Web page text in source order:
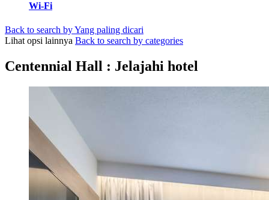
Wi-Fi
Back to search by Yang paling dicari
Lihat opsi lainnya Back to search by categories
Centennial Hall : Jelajahi hotel